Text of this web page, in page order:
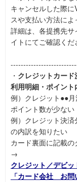
キャンセルした際
スや支払い方法によ
詳細は、各提携先
イトにてご確認くだ
・ クレジットカー
利用明細・ポイント
例）クレジット●●
ポイント数が少ない
例）クレジット決
の内訳を知りたい
カード裏面に記載の
→
クレジット／デビ
「カード会社 お問